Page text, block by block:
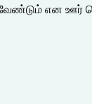
வேண்டும் என